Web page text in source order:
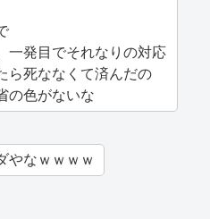
一発目でそれなりの対応
ら死ななくて済んだの
の色がないな
やなｗｗｗｗ